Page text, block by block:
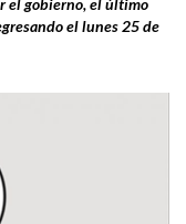
el gobierno, el último
el lunes 25 de